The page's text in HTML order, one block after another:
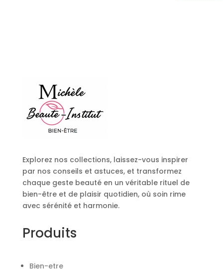
Explorez nos collections, laissez-vous inspirer
par nos conseils et astuces, et transformez
chaque geste beauté en un véritable rituel de
bien-être et de plaisir quotidien, où soin rime
avec sérénité et harmonie.
Produits
Bien-etre